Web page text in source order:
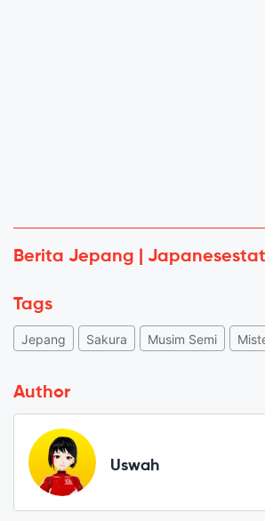
Berita Jepang |
Tags
Jepang Sakura Musim Semi
Author
Uswah